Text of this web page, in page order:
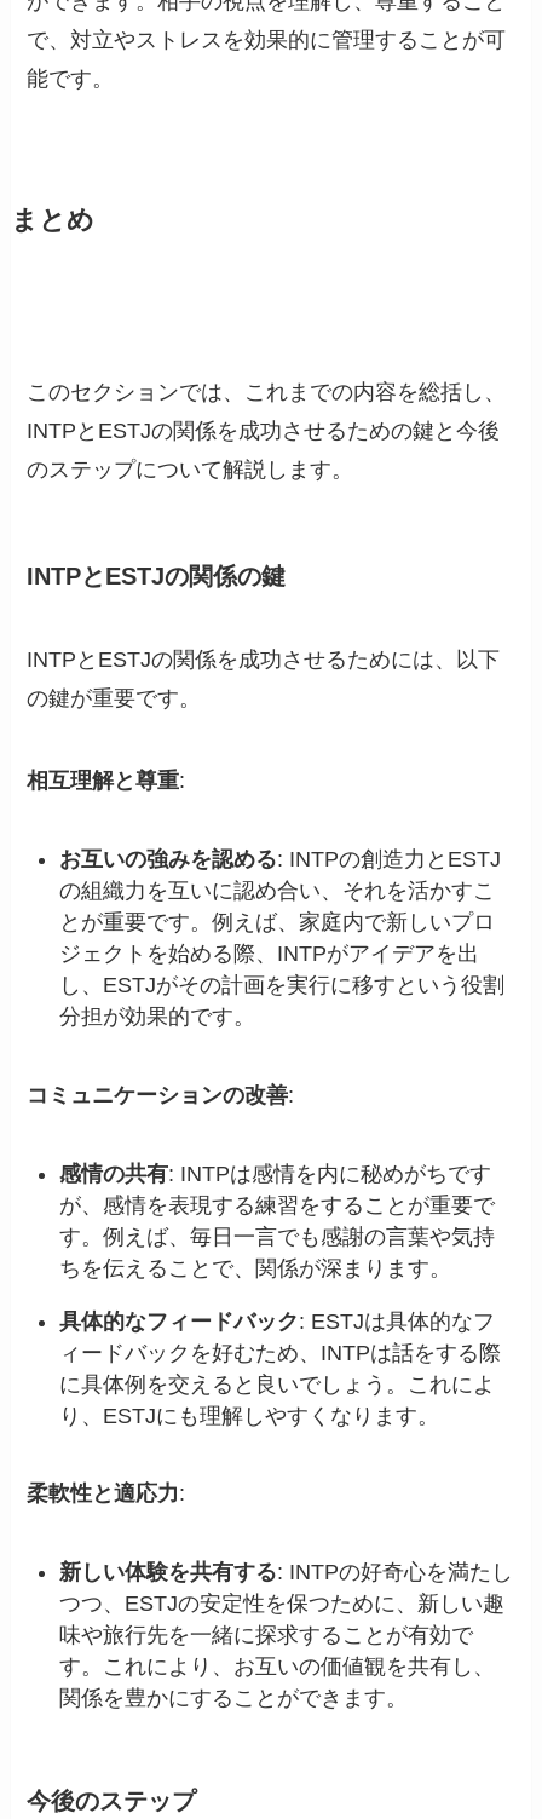
で、対立やストレスを効果的に管理することが可
能です。
まとめ
このセクションでは、これまでの内容を総括し、
INTPとESTJの関係を成功させるための鍵と今後
のステップについて解説します。
INTPとESTJの関係の鍵
INTPとESTJの関係を成功させるためには、以下
の鍵が重要です。
相互理解と尊重:
お互いの強みを認める: INTPの創造力とESTJ
の組織力を互いに認め合い、それを活かすこ
とが重要です。例えば、家庭内で新しいプロ
ジェクトを始める際、INTPがアイデアを出
し、ESTJがその計画を実行に移すという役割
分担が効果的です。
コミュニケーションの改善:
感情の共有: INTPは感情を内に秘めがちです
が、感情を表現する練習をすることが重要で
す。例えば、毎日一言でも感謝の言葉や気持
ちを伝えることで、関係が深まります。
具体的なフィードバック: ESTJは具体的なフ
ィードバックを好むため、INTPは話をする際
に具体例を交えると良いでしょう。これによ
り、ESTJにも理解しやすくなります。
柔軟性と適応力:
新しい体験を共有する: INTPの好奇心を満たし
つつ、ESTJの安定性を保つために、新しい趣
味や旅行先を一緒に探求することが有効で
す。これにより、お互いの価値観を共有し、
関係を豊かにすることができます。
今後のステップ